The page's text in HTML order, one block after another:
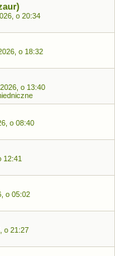
o 20:34
o 18:32
o 13:40
o 08:40
12:41
o 05:02
o 21:27